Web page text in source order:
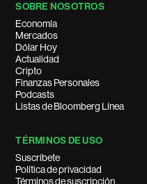
SOBRE NOSOTROS
Economía
Mercados
Dólar Hoy
Actualidad
Cripto
Finanzas Personales
Podcasts
Listas de Bloomberg Línea
TÉRMINOS DE USO
Suscríbete
Política de privacidad
Términos de suscripción